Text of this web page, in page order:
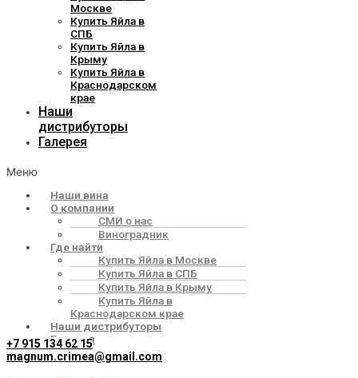
Москве
Купить Яйла в
СПБ
Купить Яйла в
Крыму
Купить Яйла в
Краснодарском
крае
Наши
дистрибуторы
Галерея
Меню
Наши вина
О компании
СМИ о нас
Виноградник
Где найти
Купить Яйла в Москве
Купить Яйла в СПБ
Купить Яйла в Крыму
Купить Яйла в
Краснодарском крае
Наши дистрибуторы
Галерея
+7 915 134 62 15
magnum.crimea@gmail.com